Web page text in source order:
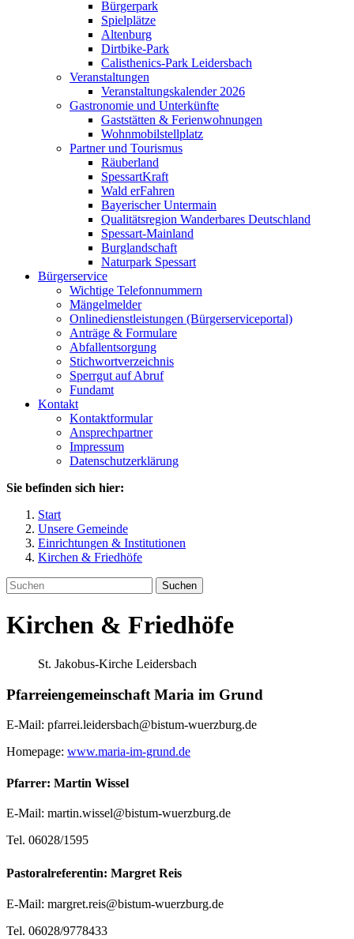
Bürgerpark
Spielplätze
Altenburg
Dirtbike-Park
Calisthenics-Park Leidersbach
Veranstaltungen
Veranstaltungskalender 2026
Gastronomie und Unterkünfte
Gaststätten & Ferienwohnungen
Wohnmobilstellplatz
Partner und Tourismus
Räuberland
SpessartKraft
Wald erFahren
Bayerischer Untermain
Qualitätsregion Wanderbares Deutschland
Spessart-Mainland
Burglandschaft
Naturpark Spessart
Bürgerservice
Wichtige Telefonnummern
Mängelmelder
Onlinedienstleistungen (Bürgerserviceportal)
Anträge & Formulare
Abfallentsorgung
Stichwortverzeichnis
Sperrgut auf Abruf
Fundamt
Kontakt
Kontaktformular
Ansprechpartner
Impressum
Datenschutzerklärung
Sie befinden sich hier:
Start
Unsere Gemeinde
Einrichtungen & Institutionen
Kirchen & Friedhöfe
Suchen
Kirchen & Friedhöfe
St. Jakobus-Kirche Leidersbach
Pfarreiengemeinschaft Maria im Grund
E-Mail: pfarrei.leidersbach@bistum-wuerzburg.de
Homepage: www.maria-im-grund.de
Pfarrer: Martin Wissel
E-Mail: martin.wissel@bistum-wuerzburg.de
Tel. 06028/1595
Pastoralreferentin: Margret Reis
E-Mail: margret.reis@bistum-wuerzburg.de
Tel. 06028/9778433